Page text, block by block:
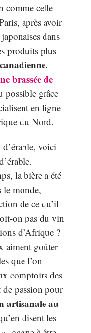
comme celle
après avoir
dans
produits plus
.
brassée de
possible grâce
en ligne
du Nord.
voici
la bière a été
le monde,
de ce qu’il
on pas du vin
d’Afrique ?
aiment goûter
que l’on
comptoirs des
de passion pour
artisanale au
disent les